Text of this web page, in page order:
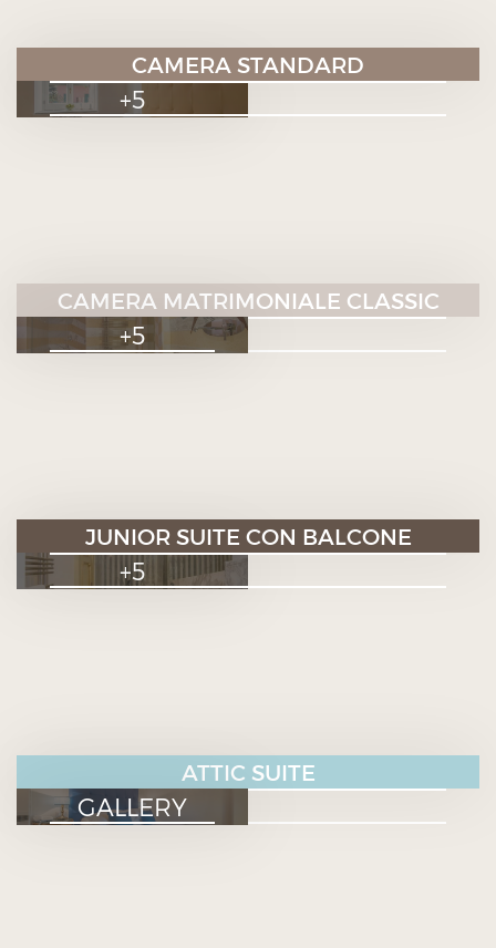
+5
CAMERA STANDARD
CAMERA MATRIMONIALE CLASSIC
+5
+5
JUNIOR SUITE CON BALCONE
ATTIC SUITE
GALLERY